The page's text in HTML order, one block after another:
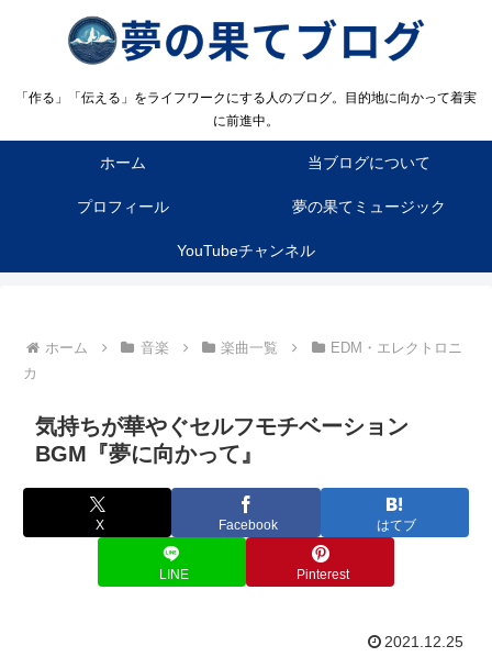
「作る」「伝える」をライフワークにする人のブログ。目的地に向かって着実
に前進中。
ホーム 当ブログについて
プロフィール 夢の果てミュージック
YouTubeチャンネル
ホーム 音楽 楽曲一覧
EDM・エレクトロニ
カ
気持ちが華やぐセルフモチベーション
BGM『夢に向かって』
X Facebook はてブ
LINE Pinterest
2021.12.25